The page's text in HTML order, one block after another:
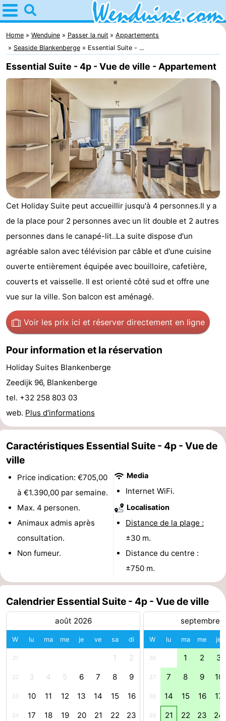
Home
Wenduine
Astuces
Avec
nuit
Appartements
-
Residentie
Green
Garden
Seaside
Blankenberge
Campings
Chambre
d'hôtes
Chaumières
Beachside
-
Duinen
Center
Parcs
Haan
Hôtels
Last
minutes
Plages
Voir
faire
d'intérêt
-
Musées
-
Monuments
Points
vue
Attractions
Croisières
-
Fermes
-
Terrains
jeux
-
de
intérieures
Bowling
-
de
mini-
de
bien-
Villages
Nature
Home Wenduine Passer la nuit
Appartements
Seaside Blankenberge
Essential Suite - ...
Essential Suite - 4p - Vue de ville - Appartement
Cet Holiday Suite peut accueillir jusqu'à 4 personnes.Il y a
de la place pour 2 personnes avec un lit double et 2 autres
personnes dans le canapé-lit..La suite dispose d'un
agréable salon avec télévision par câble et d'une cuisine
ouverte entièrement équipée avec bouilloire, cafetière,
couverts et vaisselle. Il est orienté côté sud et offre une
vue sur la ville. Son balcon est aménagé.
Voir les prix ici et réserver directement en ligne
Pour information et la réservation
Holiday Suites Blankenberge
Zeedijk 96, Blankenberge
tel. +32 258 803 03
web. Plus d'informations
Caractéristiques Essential Suite - 4p - Vue de
ville
Price indication: €705,00
à €1.390,00 par semaine.
Max. 4 personen.
Animaux admis après
consultation.
Non fumeur.
Media
Internet WiFi.
Localisation
Distance de la plage :
±30 m.
Distance du centre :
±750 m.
Calendrier Essential Suite - 4p - Vue de ville
août 2026
W lu ma me je ve sa di
31 1 2
32 3 4 5 6 7 8 9
33 10 11 12 13 14 15 16
34 17 18 19 20 21 22 23
septembre
W lu ma me je
36 1 2 3
37 7 8 9 10
38 14 15 16 17
39 21 22 23 24